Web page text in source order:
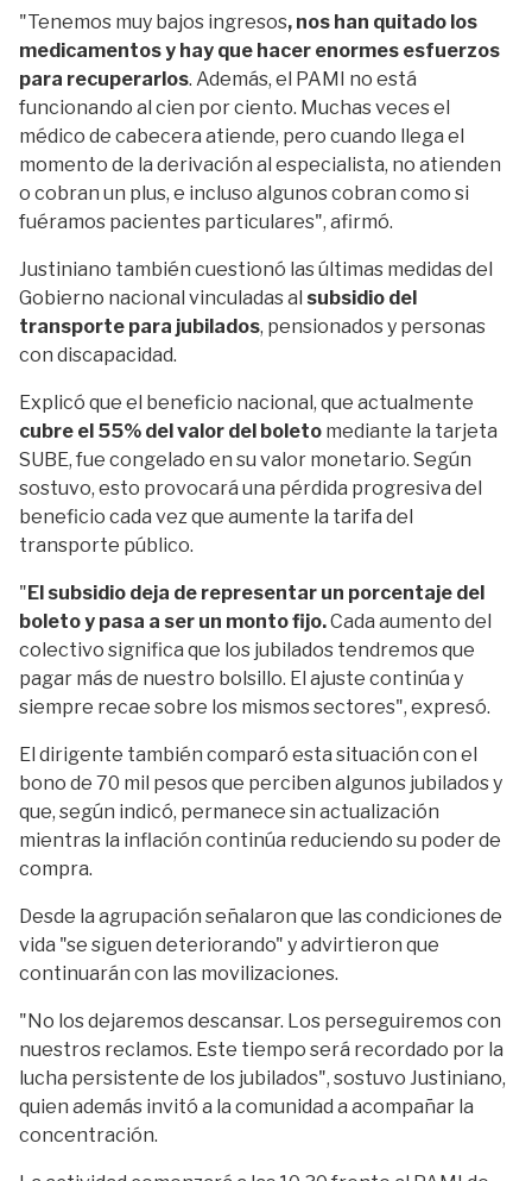
"Tenemos muy bajos ingresos, nos han quitado los
medicamentos y hay que hacer enormes esfuerzos
para recuperarlos. Además, el PAMI no está
funcionando al cien por ciento. Muchas veces el
médico de cabecera atiende, pero cuando llega el
momento de la derivación al especialista, no atienden
o cobran un plus, e incluso algunos cobran como si
fuéramos pacientes particulares", afirmó.
Justiniano también cuestionó las últimas medidas del
Gobierno nacional vinculadas al subsidio del
transporte para jubilados, pensionados y personas
con discapacidad.
Explicó que el beneficio nacional, que actualmente
cubre el 55% del valor del boleto mediante la tarjeta
SUBE, fue congelado en su valor monetario. Según
sostuvo, esto provocará una pérdida progresiva del
beneficio cada vez que aumente la tarifa del
transporte público.
"El subsidio deja de representar un porcentaje del
boleto y pasa a ser un monto fijo.Cada aumento del
colectivo significa que los jubilados tendremos que
pagar más de nuestro bolsillo. El ajuste continúa y
siempre recae sobre los mismos sectores", expresó.
El dirigente también comparó esta situación con el
bono de 70 mil pesos que perciben algunos jubilados y
que, según indicó, permanece sin actualización
mientras la inflación continúa reduciendo su poder de
compra.
Desde la agrupación señalaron que las condiciones de
vida "se siguen deteriorando" y advirtieron que
continuarán con las movilizaciones.
"No los dejaremos descansar. Los perseguiremos con
nuestros reclamos. Este tiempo será recordado por la
lucha persistente de los jubilados", sostuvo Justiniano,
quien además invitó a la comunidad a acompañar la
concentración.